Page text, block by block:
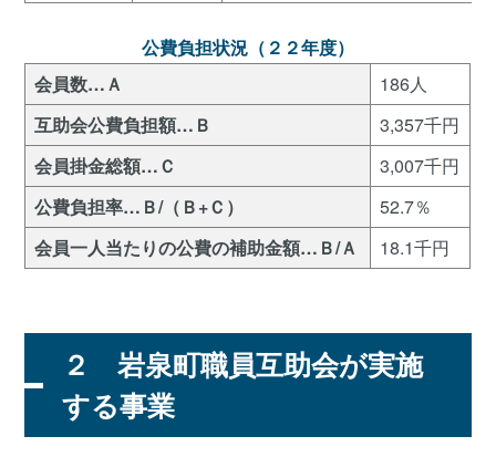
公費負担状況（２２年度）
会員数…Ａ
186人
互助会公費負担額…Ｂ
3,357千円
会員掛金総額…Ｃ
3,007千円
公費負担率…Ｂ/（Ｂ+Ｃ）
52.7％
会員一人当たりの公費の補助金額…Ｂ/Ａ
18.1千円
２ 岩泉町職員互助会が実施
する事業